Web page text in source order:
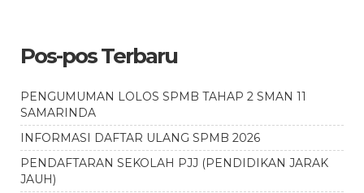
Pos-pos Terbaru
PENGUMUMAN LOLOS SPMB TAHAP 2 SMAN 11
SAMARINDA
INFORMASI DAFTAR ULANG SPMB 2026
PENDAFTARAN SEKOLAH PJJ (PENDIDIKAN JARAK
JAUH)